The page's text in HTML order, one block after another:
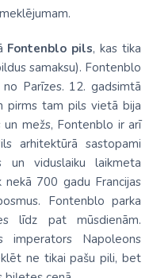
Fontenblo pils, kas tika
samaksu). Fontenblo
Parīzes. 12. gadsimtā
pirms tam pils vietā bija
mežs, Fontenblo ir arī
arhitektūrā sastopami
un viduslaiku laikmeta
700 gadu Francijas
Fontenblo parka
līdz pat mūsdienām.
Napoleons
ne tikai pašu pili, bet